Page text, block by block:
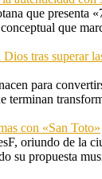
que presenta
que
tras superar
para
terminan
con «San Toto»
oriundo de la
su propuesta